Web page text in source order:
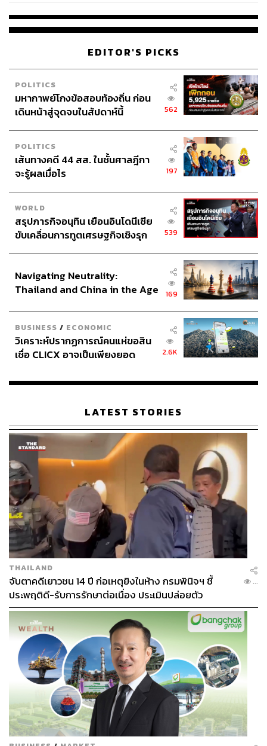
EDITOR'S PICKS
POLITICS
มหากาพย์โกงข้อสอบท้องถิ่น ก่อน
เดินหน้าสู่จุดจบในสัปดาห์นี้
562
POLITICS
เส้นทางคดี 44 สส. ในชั้นศาลฎีกา
จะรู้ผลเมื่อไร
197
WORLD
สรุปภารกิจอนุทิน เยือนอินโดนีเซีย
ขับเคลื่อนการทูตเศรษฐกิจเชิงรุก
539
Navigating Neutrality:
Thailand and China in the Age
169
BUSINESS / ECONOMIC
วิเคราะห์ปรากฏการณ์คนแห่ขอสิน
เชื่อ CLICX อาจเป็นเพียงยอด
เรือนไทยที่ถูกซุกไว้
2.6K
LATEST STORIES
THAILAND
จับตาคดีเยาวชน 14 ปี ก่อเหตุยิงในห้าง กรมพินิจฯ ชี้
ประพฤติดี-รับการรักษาต่อเนื่อง ประเมินปล่อยตัว
...